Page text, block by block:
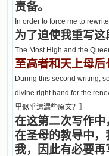
责备。
In order to force me to
为了迫使我重写
The Most High and the
至高者和天上母
During this second writing,
divine right hand for the
里似乎遗漏些原文？］
在这第二次写作
在圣母的教导中
我，因此有必要